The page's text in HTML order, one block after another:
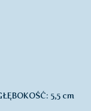
5,5 cm